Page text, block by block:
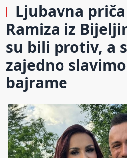
Ljubavna
Ramiza iz
su bili protiv, a
zajedno
bajrame